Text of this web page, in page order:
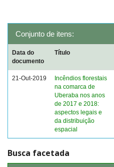
Conjunto de itens:
Data do
documento
Título
21-Out-2019
Incêndios florestais
na comarca de
Uberaba nos anos
de 2017 e 2018:
aspectos legais e
da distribuição
espacial
Busca facetada